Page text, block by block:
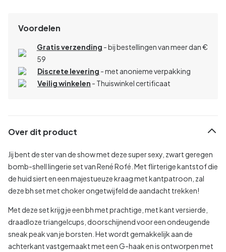
Voordelen
Gratis verzending - bij bestellingen van meer dan €
59
Discrete levering - met anonieme verpakking
Veilig winkelen - Thuiswinkel certificaat
Over dit product
Jij bent de ster van de show met deze super sexy, zwart geregen
bomb-shell lingerie set van René Rofé. Met flirterige kantstof die
de huid siert en een majestueuze kraag met kantpatroon, zal
deze bh set met choker ongetwijfeld de aandacht trekken!
Met deze set krijg je een bh met prachtige, met kant versierde,
draadloze triangelcups, doorschijnend voor een ondeugende
sneak peak van je borsten. Het wordt gemakkelijk aan de
achterkant vastgemaakt met een G-haak en is ontworpen met